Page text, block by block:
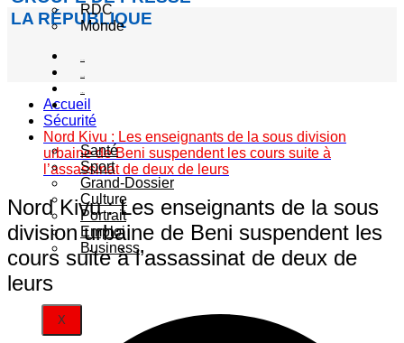
LA RÉPUBLIQUE
RDC
Monde
Santé
Sport
Grand-Dossier
Culture
Portrait
Emploi
Business
X
Accueil
Sécurité
Nord Kivu : Les enseignants de la sous division
urbaine de Beni suspendent les cours suite à
l’assassinat de deux de leurs
Nord Kivu : Les enseignants de la sous
division urbaine de Beni suspendent les
cours suite à l’assassinat de deux de
leurs